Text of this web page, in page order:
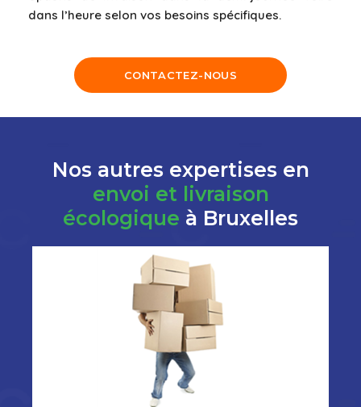
dans l’heure selon vos besoins spécifiques.
CONTACTEZ-NOUS
Nos autres expertises en
envoi et livraison
écologique à Bruxelles